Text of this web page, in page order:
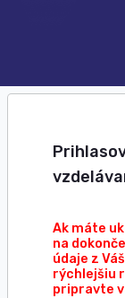
Ak máte
na
údaje z
rýchlejšiu
pripravte